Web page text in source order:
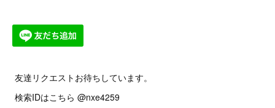
友達リクエストお待ちしています。
検索IDはこちら @nxe4259